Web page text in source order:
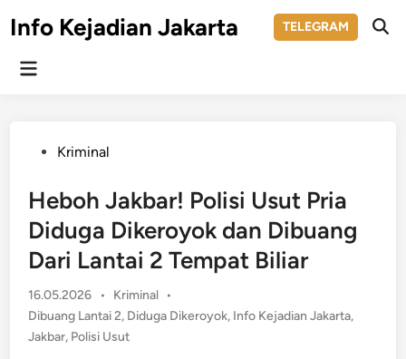
toInfo Kejadian Jakarta TELEGRAM
Main
PostedKriminal
Heboh Jakbar! Polisi Usut Pria
Diduga Dikeroyok dan Dibuang
Dari Lantai 2 Tempat Biliar
16.05.2026 •
Posted
in
Kriminal •
Dibuang Lantai 2, Diduga Dikeroyok, Info Kejadian Jakarta,
Jakbar, Polisi Usut